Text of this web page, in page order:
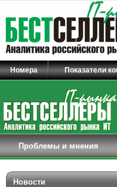
Номера Показатели
Проблемы и мнения
Новости